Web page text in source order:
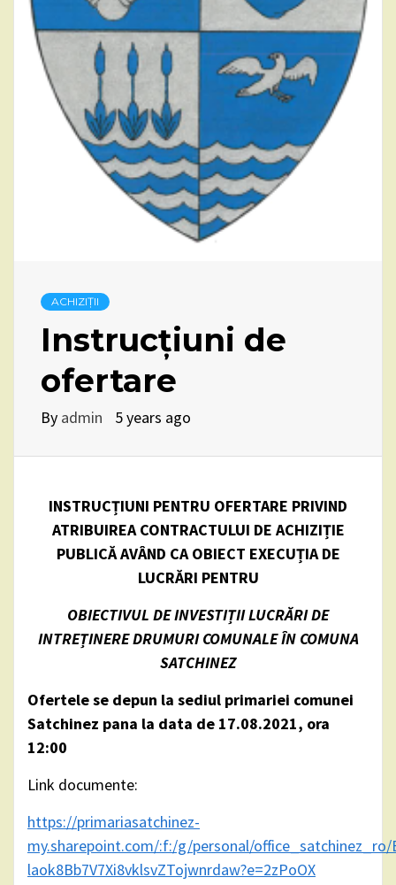
ACHIZIȚII
Instrucțiuni de
ofertare
By admin 5 years ago
INSTRUCȚIUNI PENTRU OFERTARE PRIVIND
ATRIBUIREA CONTRACTULUI DE ACHIZIȚIE
PUBLICĂ AVÂND CA OBIECT EXECUȚIA DE
LUCRĂRI PENTRU
OBIECTIVUL DE INVESTIȚII LUCRĂRI DE
INTREȚINERE DRUMURI COMUNALE ÎN COMUNA
SATCHINEZ
Ofertele se depun la sediul primariei comunei
Satchinez pana la data de 17.08.2021, ora
12:00
Link documente:
https://primariasatchinez-
my.sharepoint.com/:f:/g/personal/office_satchinez_ro/
laok8Bb7V7Xi8vklsvZTojwnrdaw?e=2zPoOX